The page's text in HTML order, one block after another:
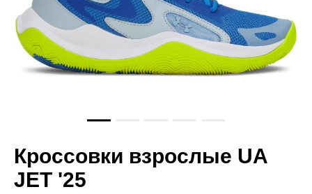
Кроссовки взрослые UA
JET '25